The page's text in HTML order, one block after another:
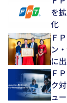
を
化
Ｆ
ン
に
Ｆ
ク
ュ